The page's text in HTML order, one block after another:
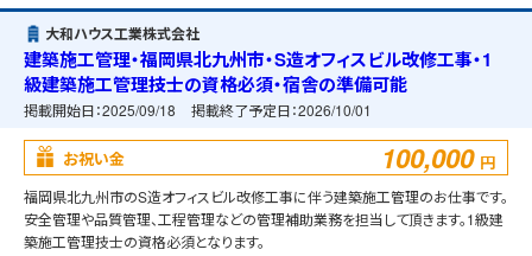
大和ハウス工業株式会社
建築施工管理・福岡県北九州市・S造オフィスビル改修工事・1
級建築施工管理技士の資格必須・宿舎の準備可能
掲載開始日：2025/09/18 掲載終了予定日：2026/10/01
お祝い金 100,000 円
福岡県北九州市のS造オフィスビル改修工事に伴う建築施工管理のお仕事です。
安全管理や品質管理、工程管理などの管理補助業務を担当して頂きます。1級建
築施工管理技士の資格必須となります。